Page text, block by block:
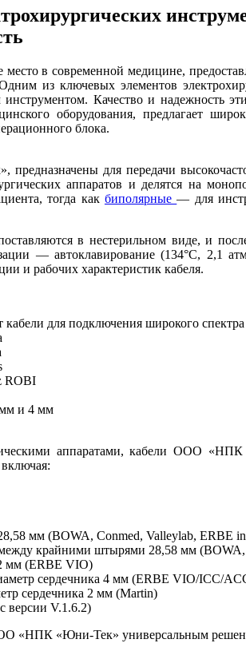
место в современной медицине,
из ключевых элементов
инструментом. Качество и
оборудования, предлагает
блока.
для передачи
аппаратов и делятся на
тогда как биполярные— для
в нестерильном виде, и
— автоклавирование (134°C, 2,1
и рабочих характеристик кабеля.
для подключения широкого
ROBI
и 4 мм
аппаратами, кабели ООО
мм (BOWA, Conmed, Valleylab, ERBE
крайними штырями 28,58 мм
мм (ERBE VIO)
сердечника 4 мм (ERBE VIO/ICC/
сердечника 2 мм (Martin)
версии V.1.6.2)
«НПК «Юни-Тек» универсальным